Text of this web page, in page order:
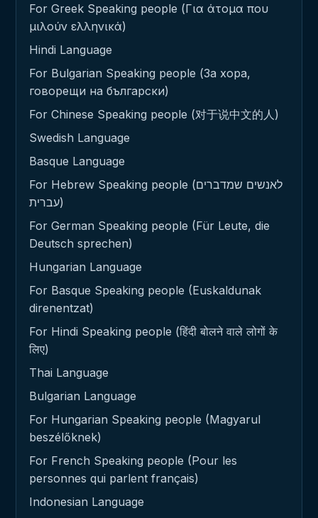
For Greek Speaking people (Για άτομα που
μιλούν ελληνικά)
Hindi Language
For Bulgarian Speaking people (За хора,
говорещи на български)
For Chinese Speaking people (对于说中文的人)
Swedish Language
Basque Language
For Hebrew Speaking people (לאנשים שמדברים
עברית)
For German Speaking people (Für Leute, die
Deutsch sprechen)
Hungarian Language
For Basque Speaking people (Euskaldunak
direnentzat)
For Hindi Speaking people (हिंदी बोलने वाले लोगों के
लिए)
Thai Language
Bulgarian Language
For Hungarian Speaking people (Magyarul
beszélőknek)
For French Speaking people (Pour les
personnes qui parlent français)
Indonesian Language